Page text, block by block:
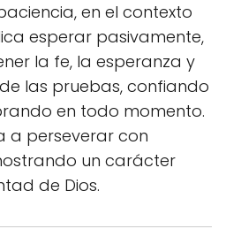
en el contexto
esperar pasivamente,
la fe, la esperanza y
las pruebas, confiando
en todo momento.
a perseverar con
un carácter
de Dios.